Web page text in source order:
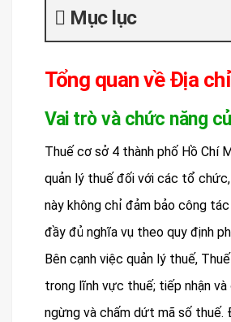
Mục lục
Tổng quan về Địa
Vai trò và chức năng
Thuế cơ sở 4 thành phố Hồ Chí
quản lý thuế đối với các tổ
này không chỉ đảm bảo công
đầy đủ nghĩa vụ theo quy định
Bên cạnh việc quản lý thuế,
trong lĩnh vực thuế; tiếp nhận
ngừng và chấm dứt mã số thuế.